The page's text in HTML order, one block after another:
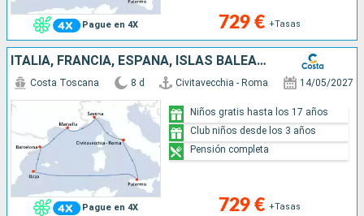
Pague en 4X 729 € +Tasas
ITALIA, FRANCIA, ESPAÑA, ISLAS BALEARES
Pague en 4X
Costa Toscana 8 d Civitavecchia - Roma 14/05/2027
729 € +Tasas
Niños gratis hasta los 17 años
Club niños desde los 3 años
Pensión completa